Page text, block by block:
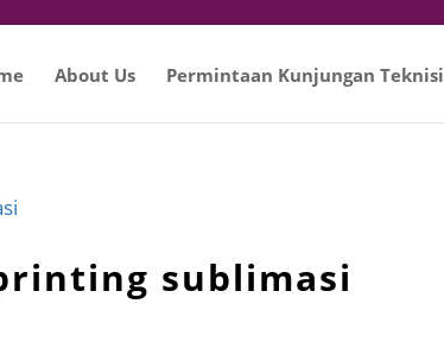
About Us Permintaan Kunjungan Teknisi
sublimasi